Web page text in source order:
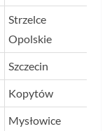
Strzelce
Opolskie
Szczecin
Kopytów
Mysłowice